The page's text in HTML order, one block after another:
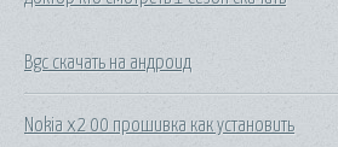
Bgc скачать на андроид
Nokia x2 00 прошивка как установить